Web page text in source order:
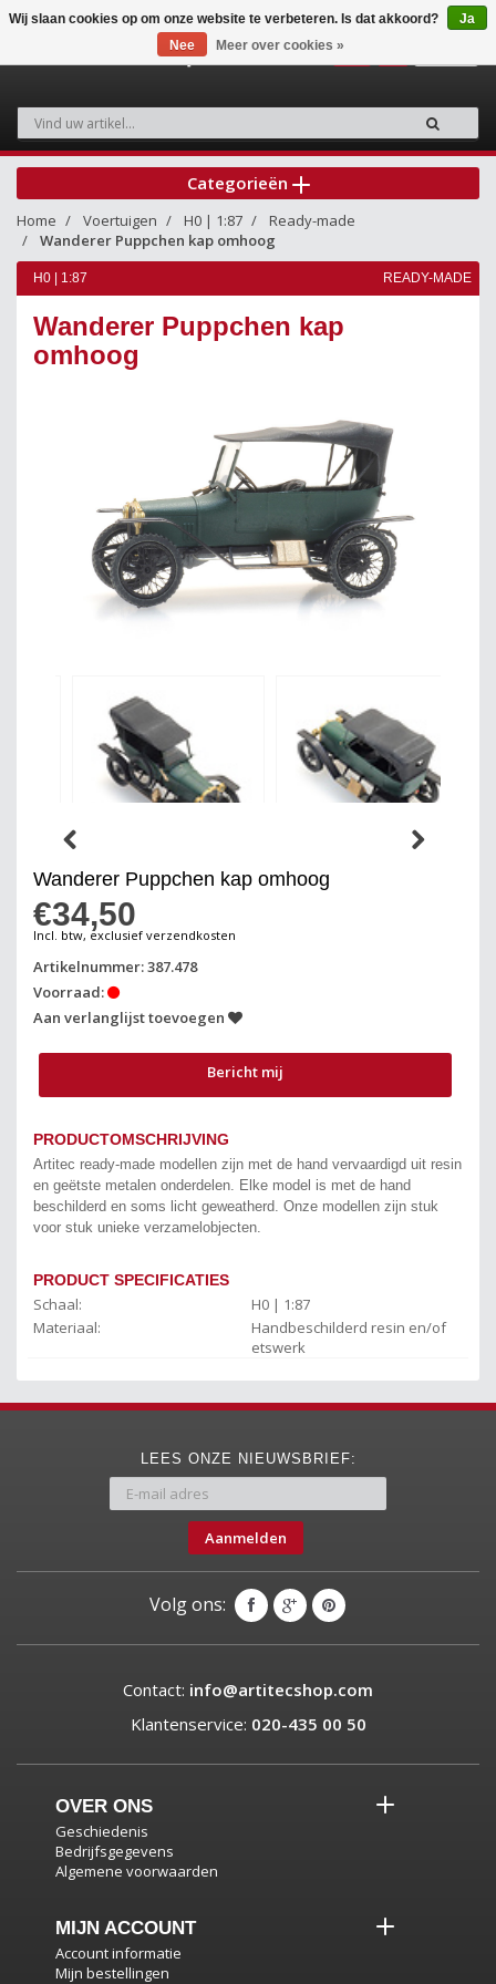
Categorieën
Home Voertuigen H0 | 1:87
Ready-made
Wanderer Puppchen kap omhoog
H0 | 1:87 READY-MADE
Wanderer Puppchen kap
omhoog
Wanderer Puppchen kap omhoog
€34,50
Incl. btw, exclusief verzendkosten
Artikelnummer: 387.478
Voorraad:
Aan verlanglijst toevoegen
Bericht mij
PRODUCTOMSCHRIJVING
Artitec ready-made modellen zijn met de hand vervaardigd uit resin
en geëtste metalen onderdelen. Elke model is met de hand
beschilderd en soms licht geweatherd. Onze modellen zijn stuk
voor stuk unieke verzamelobjecten.
PRODUCT SPECIFICATIES
Schaal:
H0 | 1:87
Materiaal:
Handbeschilderd resin en/of
etswerk
LEES ONZE NIEUWSBRIEF:
Aanmelden
Volg ons:
Contact: info@artitecshop.com
Klantenservice: 020-435 00 50
OVER ONS
Geschiedenis
Bedrijfsgegevens
Algemene voorwaarden
MIJN ACCOUNT
Account informatie
Mijn bestellingen
Wij slaan cookies op om onze website te verbeteren. Is dat akkoord?
Ja
Nee
Meer over cookies »